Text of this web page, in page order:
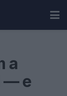
a
— e